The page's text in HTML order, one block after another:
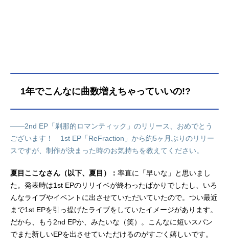
1年でこんなに曲数増えちゃっていいの!?
――2nd EP「刹那的ロマンティック」のリリース、おめでとう
ございます！ 1st EP「ReFraction」から約5ヶ月ぶりのリリー
スですが、制作が決まった時のお気持ちを教えてください。
夏目ここなさん（以下、夏目）： 率直に「早いな」と思いまし
た。発表時は1st EPのリリイベが終わったばかりでしたし、いろ
んなライブやイベントに出させていただいていたので。つい最近
まで1st EPを引っ提げたライブをしていたイメージがあります。
だから、もう2nd EPか、みたいな（笑）。こんなに短いスパン
でまた新しいEPを出させていただけるのがすごく嬉しいです。